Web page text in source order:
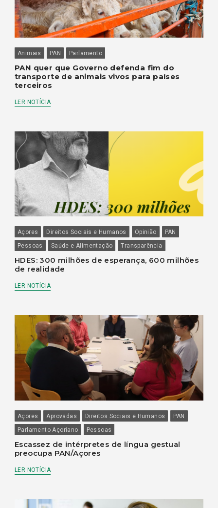
Animais PAN Parlamento
PAN quer que Governo defenda fim do
transporte de animais vivos para países
terceiros
LER NOTÍCIA
Açores Direitos Sociais e Humanos Opinião
PAN
Pessoas
Saúde e Alimentação Transparência
HDES: 300 milhões de esperança, 600 milhões
de realidade
LER NOTÍCIA
Açores Aprovadas Direitos Sociais e Humanos
PAN
Parlamento Açoriano
Pessoas
Escassez de intérpretes de língua gestual
preocupa PAN/Açores
LER NOTÍCIA